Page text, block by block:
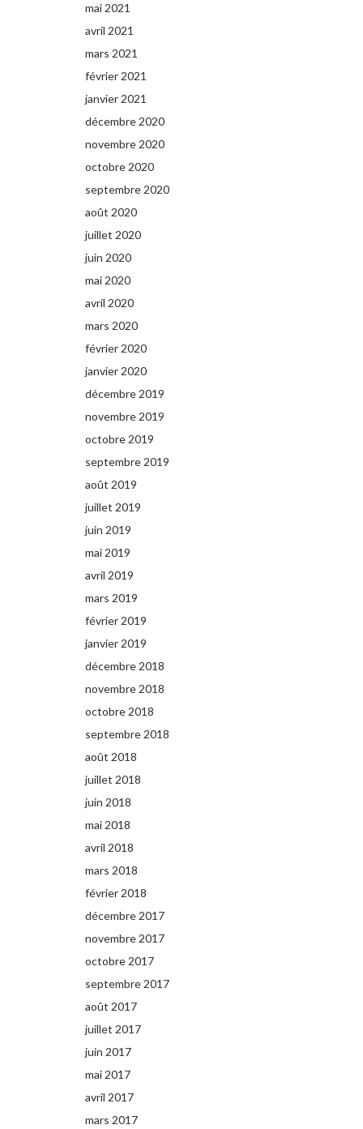
mai 2021
avril 2021
mars 2021
février 2021
janvier 2021
décembre 2020
novembre 2020
octobre 2020
septembre 2020
août 2020
juillet 2020
juin 2020
mai 2020
avril 2020
mars 2020
février 2020
janvier 2020
décembre 2019
novembre 2019
octobre 2019
septembre 2019
août 2019
juillet 2019
juin 2019
mai 2019
avril 2019
mars 2019
février 2019
janvier 2019
décembre 2018
novembre 2018
octobre 2018
septembre 2018
août 2018
juillet 2018
juin 2018
mai 2018
avril 2018
mars 2018
février 2018
décembre 2017
novembre 2017
octobre 2017
septembre 2017
août 2017
juillet 2017
juin 2017
mai 2017
avril 2017
mars 2017